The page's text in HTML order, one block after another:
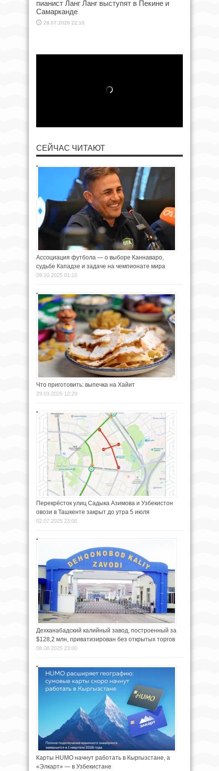
пианист Ланг Ланг выступят в Пекине и
Самарканде
28.07.2026 22:10
СЕЙЧАС ЧИТАЮТ
Ассоциация футбола — о выборе Каннаваро,
судьбе Кападзе и задаче на чемпионате мира
09.10.2025 01:10
Что приготовить: выпечка на Хайит
29.03.2025 12:29
Перекрёсток улиц Садыка Азимова и Узбекистон
овози в Ташкенте закрыт до утра 5 июля
02.07.2025 23:00
Дехканабадский калийный завод, построенный за
$128,2 млн, приватизирован без открытых торгов
08.08.2025 23:00
Карты HUMO начнут работать в Кыргызстане, а
«Элкарт» — в Узбекистане